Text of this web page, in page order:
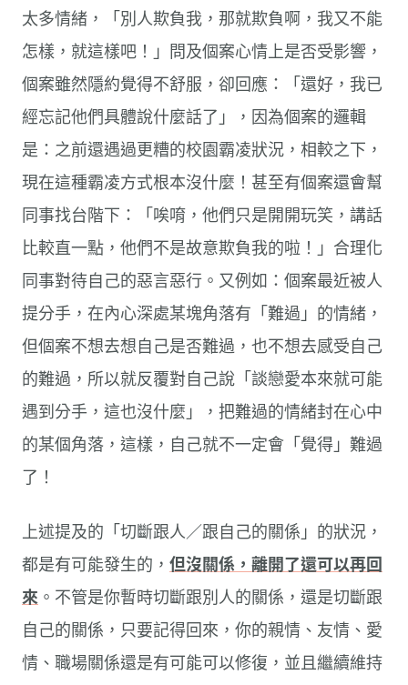
太多情緒，「別人欺負我，那就欺負啊，我又不能
怎樣，就這樣吧！」問及個案心情上是否受影響，
個案雖然隱約覺得不舒服，卻回應：「還好，我已
經忘記他們具體說什麼話了」，因為個案的邏輯
是：之前還遇過更糟的校園霸凌狀況，相較之下，
現在這種霸凌方式根本沒什麼！甚至有個案還會幫
同事找台階下：「唉唷，他們只是開開玩笑，講話
比較直一點，他們不是故意欺負我的啦！」合理化
同事對待自己的惡言惡行。又例如：個案最近被人
提分手，在內心深處某塊角落有「難過」的情緒，
但個案不想去想自己是否難過，也不想去感受自己
的難過，所以就反覆對自己說「談戀愛本來就可能
遇到分手，這也沒什麼」，把難過的情緒封在心中
的某個角落，這樣，自己就不一定會「覺得」難過
了！
上述提及的「切斷跟人／跟自己的關係」的狀況，
都是有可能發生的， 但沒關係，離開了還可以再回
來 。不管是你暫時切斷跟別人的關係，還是切斷跟
自己的關係，只要記得回來，你的親情、友情、愛
情、職場關係還是有可能可以修復，並且繼續維持